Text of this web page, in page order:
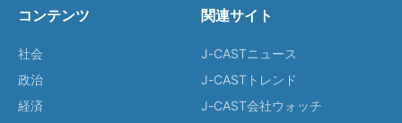
コンテンツ
社会
政治
経済
関連サイト
J-CASTニュース
J-CASTトレンド
J-CAST会社ウォッチ